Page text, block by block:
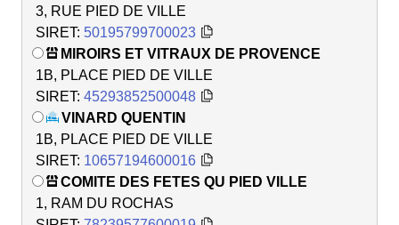
3, RUE PIED DE VILLE
SIRET: 50195799700023
MIROIRS ET VITRAUX DE PROVENCE
1B, PLACE PIED DE VILLE
SIRET: 45293852500048
VINARD QUENTIN
1B, PLACE PIED DE VILLE
SIRET: 10657194600016
COMITE DES FETES QU PIED VILLE
1, RAM DU ROCHAS